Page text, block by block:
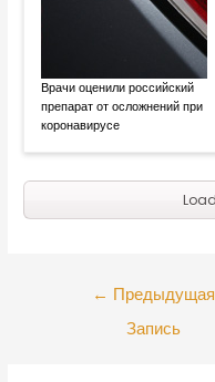
Врачи оценили российский
препарат от осложнений при
коронавирусе
← Предыдущая
Запись